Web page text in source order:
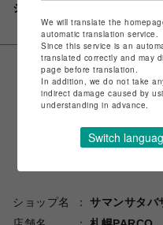
シェアする
ショップ名
サマンサタバ
We will translate the
automatic translation service.
Since this service is an
translated correctly and may
page before translation.
In addition, we do not take
indirect damage caused by
understanding in advance.
Switch